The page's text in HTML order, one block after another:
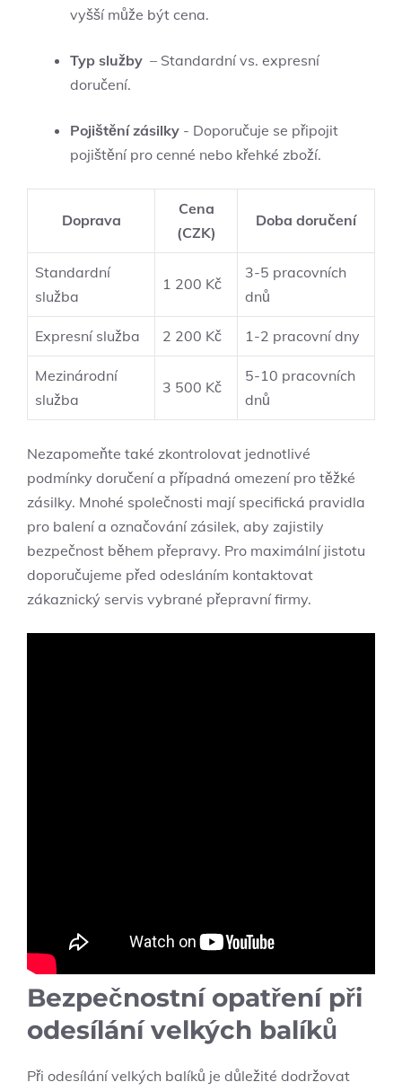
vyšší může být cena.
Typ ⁤služby ‌ – Standardní vs. ‍expresní
doručení.
Pojištění zásilky ⁢- Doporučuje se připojit
pojištění​ pro cenné nebo křehké zboží.
Doprava
Cena⁤
(CZK)
Doba ⁢doručení
Standardní‍
služba
1 200⁤ Kč
3-5​ pracovních
dnů
Expresní služba 2 200 Kč 1-2 pracovní dny
Mezinárodní
služba
3 500 Kč
5-10 pracovních ​
dnů
Nezapomeňte‍ také ‍zkontrolovat⁤ jednotlivé⁣
podmínky ⁤doručení a případná omezení pro těžké
zásilky. ​Mnohé společnosti mají specifická pravidla
pro balení ‌a ​označování zásilek, ‌aby zajistily
bezpečnost během přepravy. Pro maximální ⁣jistotu
doporučujeme před odesláním⁤ kontaktovat
⁤zákaznický ⁣servis ‍vybrané ⁤přepravní firmy.
Bezpečnostní opatření při
odesílání‍ velkých balíků
Při⁢ odesílání velkých⁣ balíků ⁢je důležité dodržovat